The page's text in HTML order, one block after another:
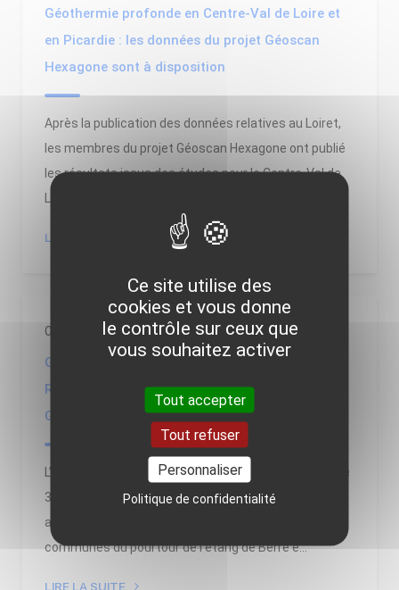
Géothermie profonde en Centre-Val de Loire et
en Picardie : les données du projet Géoscan
Hexagone sont à disposition
Après la publication des données relatives au Loiret,
les membres du projet Géoscan Hexagone ont publié
les résultats issus des études pour le Centre-Val de
LIRE LA SUITE
07/07/2026
Géothermie profonde dans les Bouches-du-
Rhône : retrouvez les résultats du projet
Géoscan ARC
L’ADEME, le BRGM et leurs partenaires ont présenté le
30 juin dernier les résultats du projet Géoscan Arc qui
a pour objectif de caractériser le sous-sol des
communes du pourtour de l’étang de Berre e...
LIRE LA SUITE
Ce site utilise des
cookies et vous donne
le contrôle sur ceux que
vous souhaitez activer
Tout accepter
Tout refuser
Personnaliser
Politique de confidentialité